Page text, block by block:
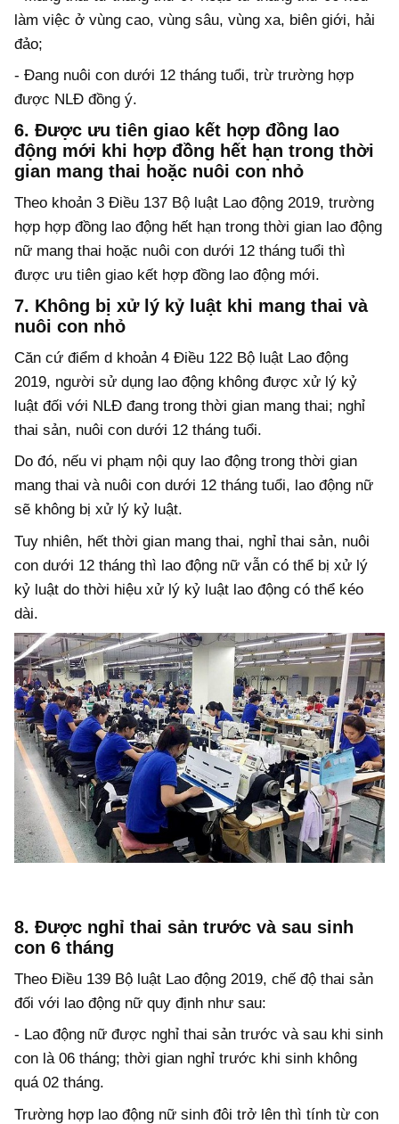
làm việc ở vùng cao, vùng sâu, vùng xa, biên giới, hải
đảo;
- Đang nuôi con dưới 12 tháng tuổi, trừ trường hợp
được NLĐ đồng ý.
6. Được ưu tiên giao kết hợp đồng lao
động mới khi hợp đồng hết hạn trong thời
gian mang thai hoặc nuôi con nhỏ
Theo khoản 3 Điều 137 Bộ luật Lao động 2019, trường
hợp hợp đồng lao động hết hạn trong thời gian lao động
nữ mang thai hoặc nuôi con dưới 12 tháng tuổi thì
được ưu tiên giao kết hợp đồng lao động mới.
7. Không bị xử lý kỷ luật khi mang thai và
nuôi con nhỏ
Căn cứ điểm d khoản 4 Điều 122 Bộ luật Lao động
2019, người sử dụng lao động không được xử lý kỷ
luật đối với NLĐ đang trong thời gian mang thai; nghỉ
thai sản, nuôi con dưới 12 tháng tuổi.
Do đó, nếu vi phạm nội quy lao động trong thời gian
mang thai và nuôi con dưới 12 tháng tuổi, lao động nữ
sẽ không bị xử lý kỷ luật.
Tuy nhiên, hết thời gian mang thai, nghỉ thai sản, nuôi
con dưới 12 tháng thì lao động nữ vẫn có thể bị xử lý
kỷ luật do thời hiệu xử lý kỷ luật lao động có thể kéo
dài.
8. Được nghỉ thai sản trước và sau sinh
con 6 tháng
Theo Điều 139 Bộ luật Lao động 2019, chế độ thai sản
đối với lao động nữ quy định như sau:
- Lao động nữ được nghỉ thai sản trước và sau khi sinh
con là 06 tháng; thời gian nghỉ trước khi sinh không
quá 02 tháng.
Trường hợp lao động nữ sinh đôi trở lên thì tính từ con